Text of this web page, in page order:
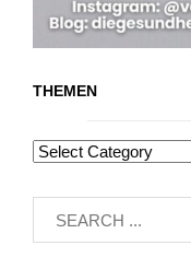
THEMEN